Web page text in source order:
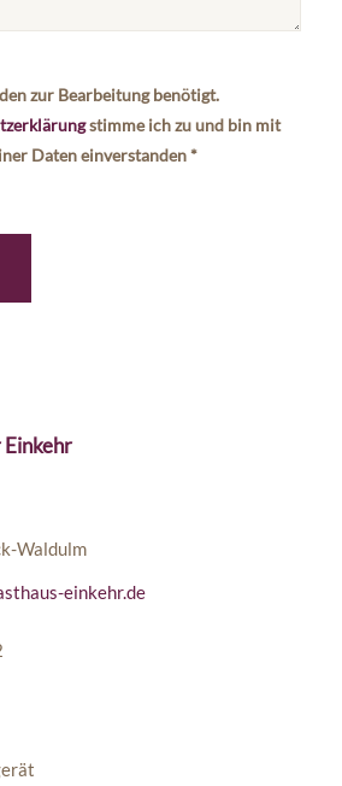
zur Bearbeitung benötigt.
stimme ich zu und bin mit
Daten einverstanden *
Waldulm
einkehr.de